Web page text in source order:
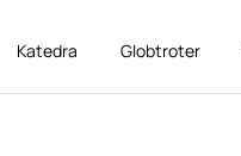
Katedra Globtroter